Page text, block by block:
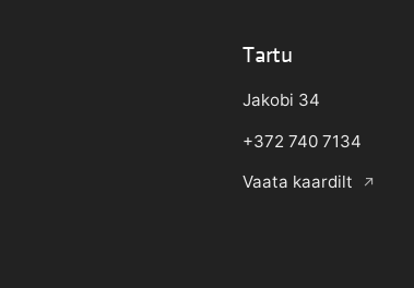
Tartu
Jakobi 34
+372 740 7134
Vaata kaardilt